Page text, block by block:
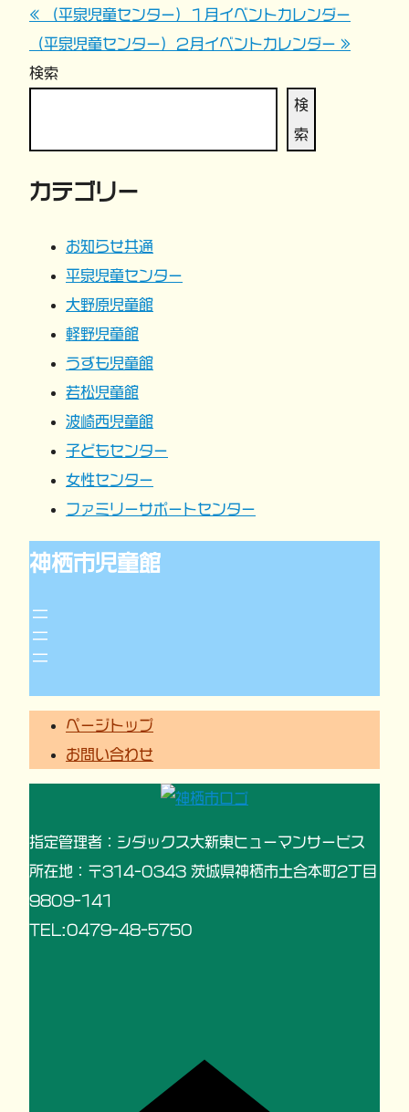
投
稿
ビ
ゲ
« （平泉児童センター）１月イベントカレンダー
（平泉児童センター）２月イベントカレンダー »
検索
検
索
カテゴリー
お知らせ共通
平泉児童センター
大野原児童館
軽野児童館
うずも児童館
若松児童館
波崎西児童館
子どもセンター
女性センター
ファミリーサポートセンター
神栖市児童館
ページトップ
お問い合わせ
指定管理者：シダックス大新東ヒューマンサービス
所在地：〒314-0343 茨城県神栖市土合本町2丁目
9809-141
TEL:0479-48-5750